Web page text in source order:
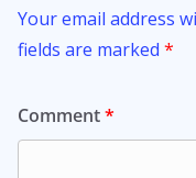
Your email address
fields are marked *
Comment*